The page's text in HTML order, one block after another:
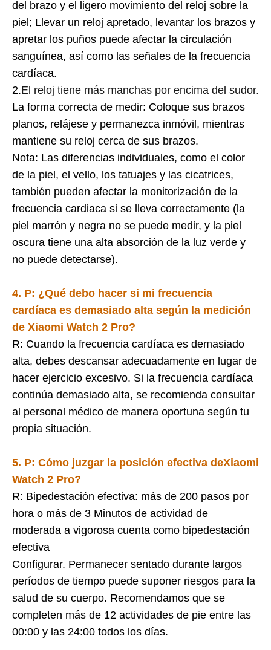
del brazo y el ligero movimiento del reloj sobre la
piel; Llevar un reloj apretado, levantar los brazos y
apretar los puños puede afectar la circulación
sanguínea, así como las señales de la frecuencia
cardíaca.
2.El reloj tiene más manchas por encima del sudor.
La forma correcta de medir: Coloque sus brazos
planos, relájese y permanezca inmóvil, mientras
mantiene su reloj cerca de sus brazos.
Nota: Las diferencias individuales, como el color
de la piel, el vello, los tatuajes y las cicatrices,
también pueden afectar la monitorización de la
frecuencia cardiaca si se lleva correctamente (la
piel marrón y negra no se puede medir, y la piel
oscura tiene una alta absorción de la luz verde y
no puede detectarse).
4. P: ¿Qué debo hacer si mi frecuencia
cardíaca es demasiado alta según la medición
de Xiaomi Watch 2 Pro?
R: Cuando la frecuencia cardíaca es demasiado
alta, debes descansar adecuadamente en lugar de
hacer ejercicio excesivo. Si la frecuencia cardíaca
continúa demasiado alta, se recomienda consultar
al personal médico de manera oportuna según tu
propia situación.
5. P: Cómo juzgar la posición efectiva deXiaomi
Watch 2 Pro?
R: Bipedestación efectiva: más de 200 pasos por
hora o más de 3 Minutos de actividad de
moderada a vigorosa cuenta como bipedestación
efectiva
Configurar. Permanecer sentado durante largos
períodos de tiempo puede suponer riesgos para la
salud de su cuerpo. Recomendamos que se
completen más de 12 actividades de pie entre las
00:00 y las 24:00 todos los días.